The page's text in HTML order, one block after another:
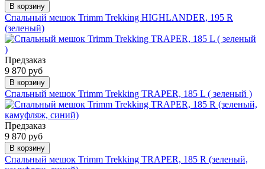
В корзину
Спальный мешок Trimm Trekking HIGHLANDER, 195 R
(зеленый)
Предзаказ
9 870 руб
В корзину
Спальный мешок Trimm Trekking TRAPER, 185 L ( зеленый )
Предзаказ
9 870 руб
В корзину
Спальный мешок Trimm Trekking TRAPER, 185 R (зеленый,